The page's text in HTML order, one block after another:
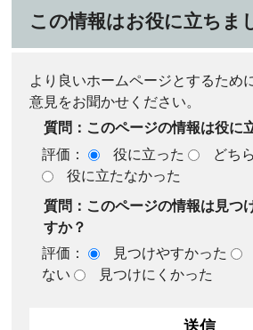
この情報はお役に立ちま
より良いホームページとするため
意見をお聞かせください。
質問：このページの情報は役に
評価：
役に立った
どち
役に立たなかった
質問：このページの情報は見つ
すか？
評価：
見つけやすかった
ない
見つけにくかった